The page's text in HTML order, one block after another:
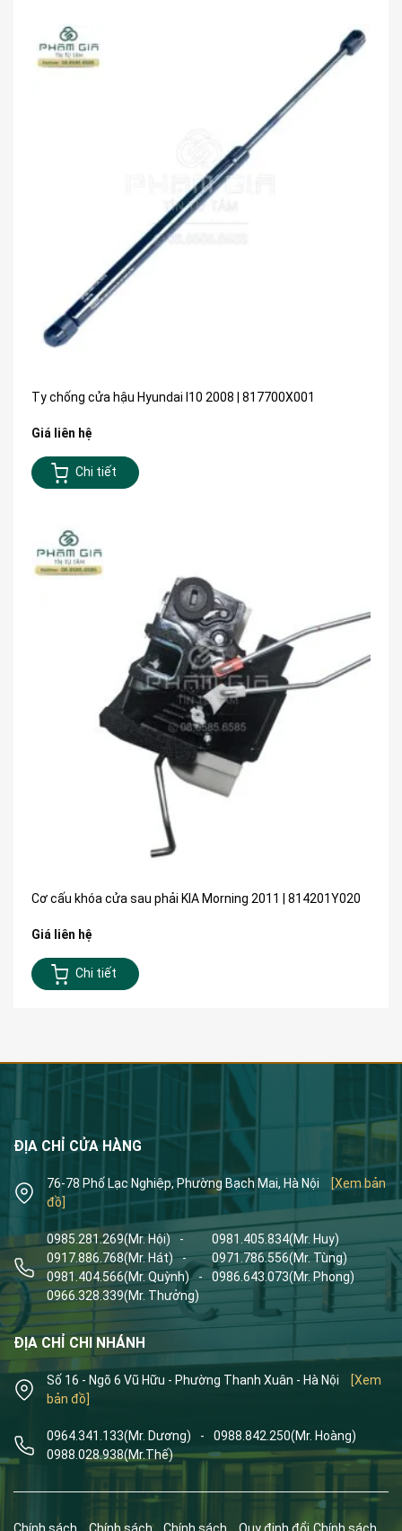
Ty chống cửa hậu Hyundai I10 2008 | 817700X001
Giá liên hệ
Chi tiết
Cơ cấu khóa cửa sau phải KIA Morning 2011 | 814201Y020
Giá liên hệ
Chi tiết
ĐỊA CHỈ CỬA HÀNG
76-78 Phố Lạc Nghiệp, Phường Bạch Mai, Hà Nội
[Xem bản
đồ]
0985.281.269(Mr. Hội) - 0981.405.834(Mr. Huy)
0917.886.768(Mr. Hát) - 0971.786.556(Mr. Tùng)
0981.404.566(Mr. Quỳnh) - 0986.643.073(Mr. Phong)
0966.328.339(Mr. Thưởng)
ĐỊA CHỈ CHI NHÁNH
Số 16 - Ngõ 6 Vũ Hữu - Phường Thanh Xuân - Hà Nội
[Xem
bản đồ]
0964.341.133(Mr. Dương) - 0988.842.250(Mr. Hoàng)
0988.028.938(Mr.Thế)
Chính sách Chính sách Chính sách Quy định đổi Chính sách